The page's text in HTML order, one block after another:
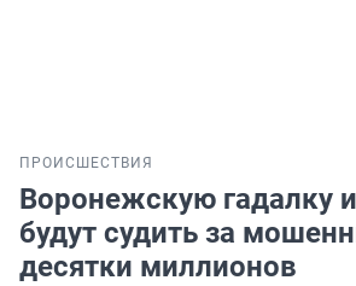
ПРОИСШЕСТВИЯ
Воронежскую гадалку
будут судить за
десятки миллионов